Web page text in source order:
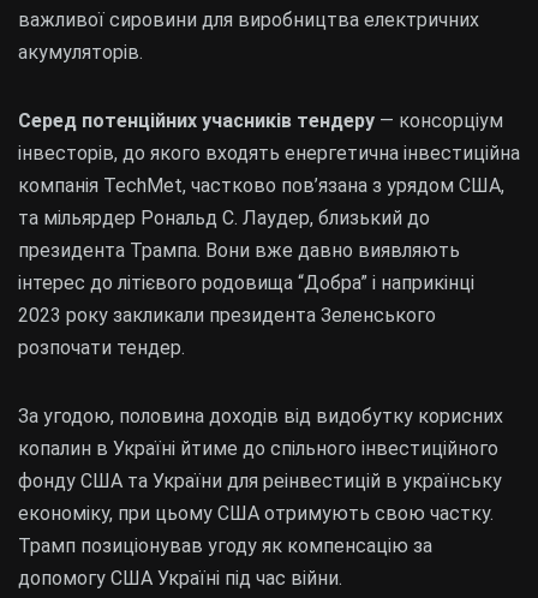
важливої сировини для виробництва електричних
акумуляторів.
Серед потенційних учасників тендеру — консорціум
інвесторів, до якого входять енергетична інвестиційна
компанія TechMet, частково пов’язана з урядом США,
та мільярдер Рональд С. Лаудер, близький до
президента Трампа. Вони вже давно виявляють
інтерес до літієвого родовища “Добра” і наприкінці
2023 року закликали президента Зеленського
розпочати тендер.
За угодою, половина доходів від видобутку корисних
копалин в Україні йтиме до спільного інвестиційного
фонду США та України для реінвестицій в українську
економіку, при цьому США отримують свою частку.
Трамп позиціонував угоду як компенсацію за
допомогу США Україні під час війни.